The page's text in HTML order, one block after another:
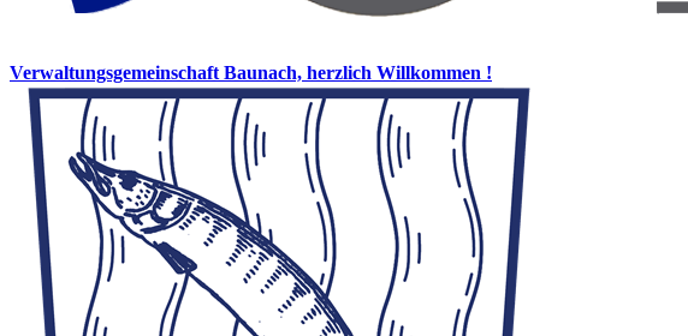
Verwaltungsgemeinschaft Baunach, herzlich Willkommen !